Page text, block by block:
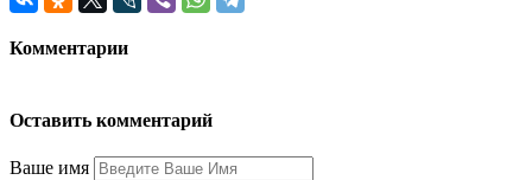
Комментарии
Оставить комментарий
Ваше имя